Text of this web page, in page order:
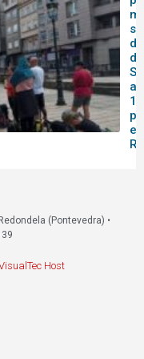
de
14
en
(Pontevedra) •
Host